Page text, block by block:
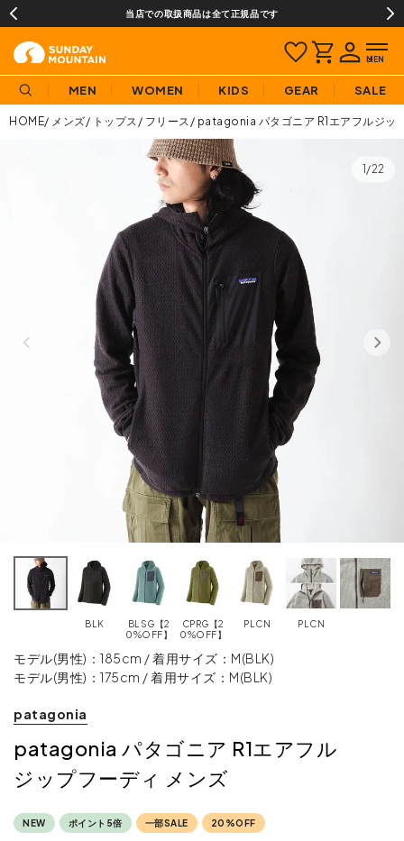
当店での取扱商品は全て正規品です
MEN WOMEN KIDS GEAR SALE
HOME メンズ トップス フリース patagonia パタゴニア R1エアフルジッ
1/22
BLK
BLSG【2
0%OFF】
CPRG【2
0%OFF】
PLCN PLCN
モデル(男性)：185cm / 着用サイズ：M(BLK)
モデル(男性)：175cm / 着用サイズ：M(BLK)
patagonia
patagonia パタゴニア R1エアフル
ジップフーディ メンズ
NEW ポイント5倍 一部SALE 20%OFF